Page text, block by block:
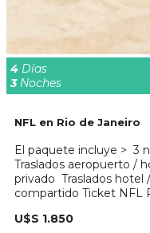
4 Días
3Noches
NFL en Rio de Janeiro
El paquete incluye > 3
Traslados aeropuerto /
privado Traslados hotel
compartido Ticket NFL
U$S 1.850